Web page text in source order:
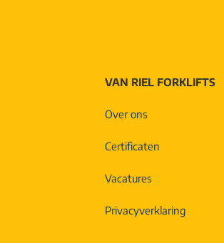
VAN RIEL FORKLIFTS
Over ons
Certificaten
Vacatures
Privacyverklaring